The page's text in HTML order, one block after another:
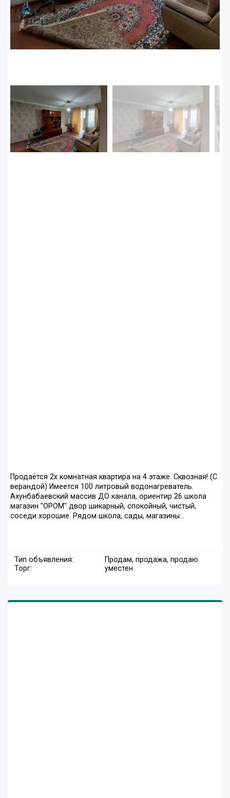
Продаётся 2х комнатная квартира на 4 этаже. Сквозная! (С
верандой) Имеется 100 литровый водонагреватель.
Ахунбабаевский массив ДО канала, ориентир 26 школа
магазин "ОРОМ" двор шикарный, спокойный, чистый,
соседи хорошие. Рядом школа, сады, магазины...
Тип объявления:
Продам, продажа, продаю
Торг:
уместен